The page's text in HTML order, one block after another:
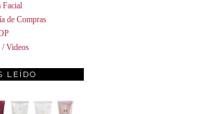
Facial
de Compras
/ Videos
LEÍDO